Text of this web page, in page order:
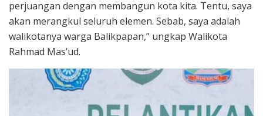
perjuangan dengan membangun kota kita. Tentu, saya
akan merangkul seluruh elemen. Sebab, saya adalah
walikotanya warga Balikpapan,” ungkap Walikota
Rahmad Mas’ud.